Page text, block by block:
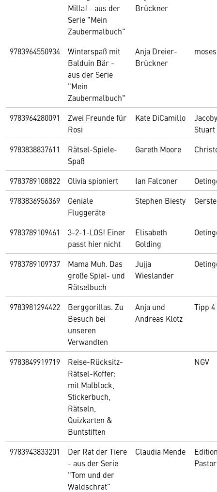
Milla! - aus der
Serie "Mein
Zaubermalbuch"
Brückner
9783964550934
Winterspaß mit
Balduin Bär -
aus der Serie
"Mein
Zaubermalbuch"
Anja Dreier-
Brückner
moses
9783964280091
Zwei Freunde für
Rosi
Kate DiCamillo
Stuart
9783838837611
Rätsel-Spiele-
Spaß
Gareth Moore
9783789108822 Olivia spioniert Ian Falconer
9783836956369
Geniale
Fluggeräte
Stephen Biesty
9783789109461
3-2-1-LOS! Einer
passt hier nicht
Elisabeth
Golding
9783789109737
Mama Muh. Das
große Spiel- und
Rätselbuch
Jujja
Wieslander
9783981294422
Berggorillas. Zu
Besuch bei
unseren
Verwandten
Anja und
Andreas Klotz
Tipp 4
9783849919719
Reise-Rücksitz-
Rätsel-Koffer:
mit Malblock,
Stickerbuch,
Rätseln,
Quizkarten &
Buntstiften
NGV
9783943833201
Der Rat der Tiere
- aus der Serie
"Tom und der
Waldschrat"
Claudia Mende